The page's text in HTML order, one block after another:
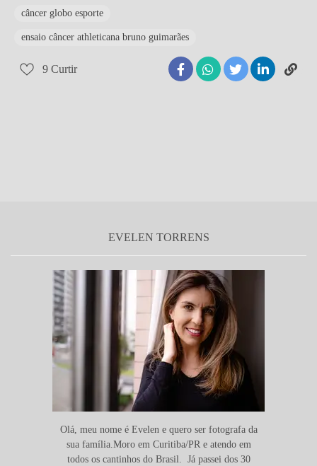
câncer globo esporte
ensaio câncer athleticana bruno guimarães
9 Curtir
EVELEN TORRENS
Olá, meu nome é Evelen e quero ser fotografa da
sua família.Moro em Curitiba/PR e atendo em
todos os cantinhos do Brasil. Já passei dos 30